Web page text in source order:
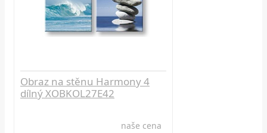
Obraz na stěnu Harmony 4
dílný XOBKOL27E42
naše cena